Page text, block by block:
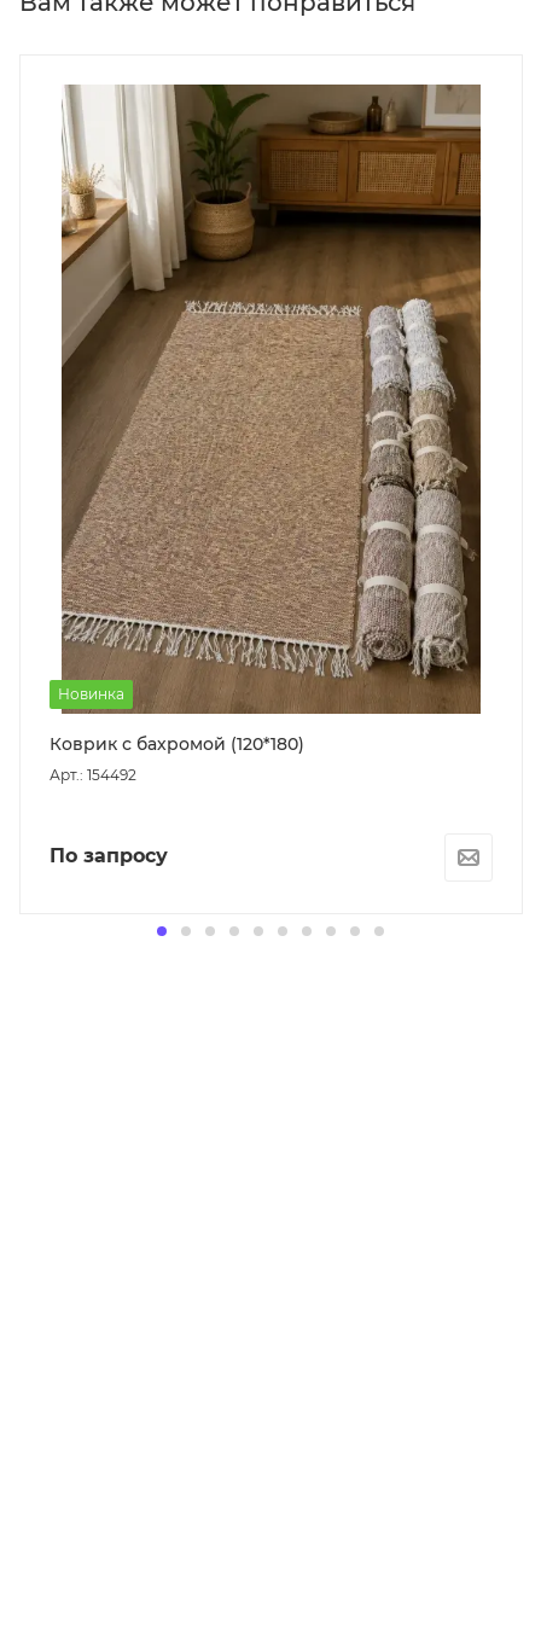
Новинка
Коврик с бахромой (120*180)
Арт.: 154492
По запросу